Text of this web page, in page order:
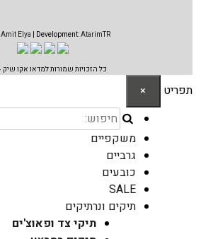
Amit Elya | Development:AtarimTR
כל הזכויות שמורות למדאו אקו שיק 2024 ©
תפריט ×
משקפיים
גרביים
כובעים
SALE
תיקים ונרתיקים
תיקי צד ופאוצ'ים